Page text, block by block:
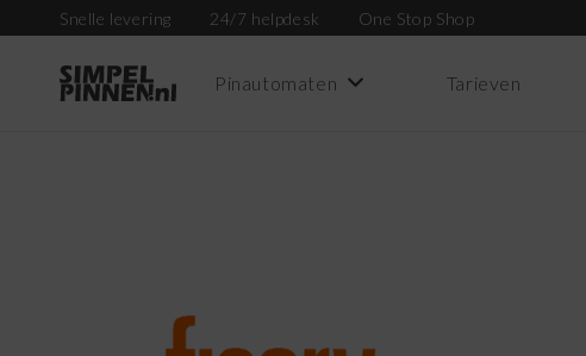
Snelle levering 24/7 helpdesk One Stop Shop
Pinautomaten Tarieven